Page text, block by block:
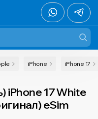
iPhone iPhone 17
iPhone 17 White
eSim